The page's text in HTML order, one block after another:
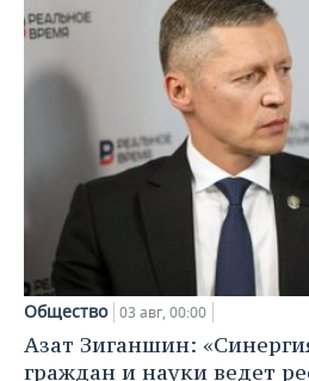
Общество 03 авг, 00:00
Азат Зиганшин:
граждан и науки ведет